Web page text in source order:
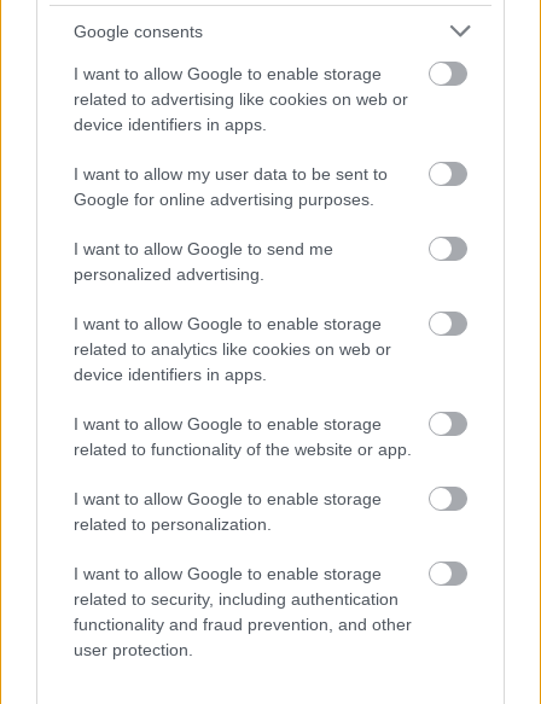
Google consents
I want to allow Google to enable storage
related to advertising like cookies on web or
device identifiers in apps.
I want to allow my user data to be sent to
Google for online advertising purposes.
I want to allow Google to send me
personalized advertising.
I want to allow Google to enable storage
related to analytics like cookies on web or
device identifiers in apps.
I want to allow Google to enable storage
related to functionality of the website or app.
I want to allow Google to enable storage
related to personalization.
I want to allow Google to enable storage
related to security, including authentication
functionality and fraud prevention, and other
user protection.
hozzáállását az élet dolgaihoz.
Film Hollywood Dráma
SZEMBE MERSZ NÉZNI AZZAL, AKIVÉ
VÁLHATTÁL VOLNA?